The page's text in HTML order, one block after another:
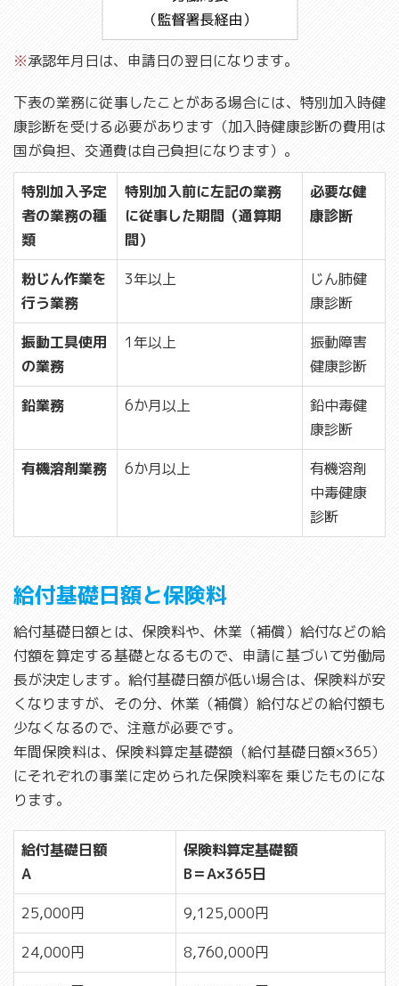
※承認年月日は、申請日の翌日になります。
下表の業務に従事したことがある場合には、特別加入時健
康診断を受ける必要があります（加入時健康診断の費用は
国が負担、交通費は自己負担になります）。
特別加入予定
者の業務の種
類
特別加入前に左記の業務
に従事した期間（通算期
間）
必要な健
康診断
粉じん作業を
行う業務
3年以上
じん肺健
康診断
振動工具使用
の業務
1年以上
振動障害
健康診断
鉛業務
6か月以上
鉛中毒健
康診断
有機溶剤業務
6か月以上
有機溶剤
中毒健康
診断
給付基礎日額と保険料
給付基礎日額とは、保険料や、休業（補償）給付などの給
付額を算定する基礎となるもので、申請に基づいて労働局
長が決定します。給付基礎日額が低い場合は、保険料が安
くなりますが、その分、休業（補償）給付などの給付額も
少なくなるので、注意が必要です。
年間保険料は、保険料算定基礎額（給付基礎日額×365）
にそれぞれの事業に定められた保険料率を乗じたものにな
ります。
給付基礎日額
A
保険料算定基礎額
B＝A×365日
25,000円
9,125,000円
24,000円
8,760,000円